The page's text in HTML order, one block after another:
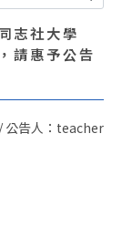
志社大學
請惠予公告
公告人：teacher